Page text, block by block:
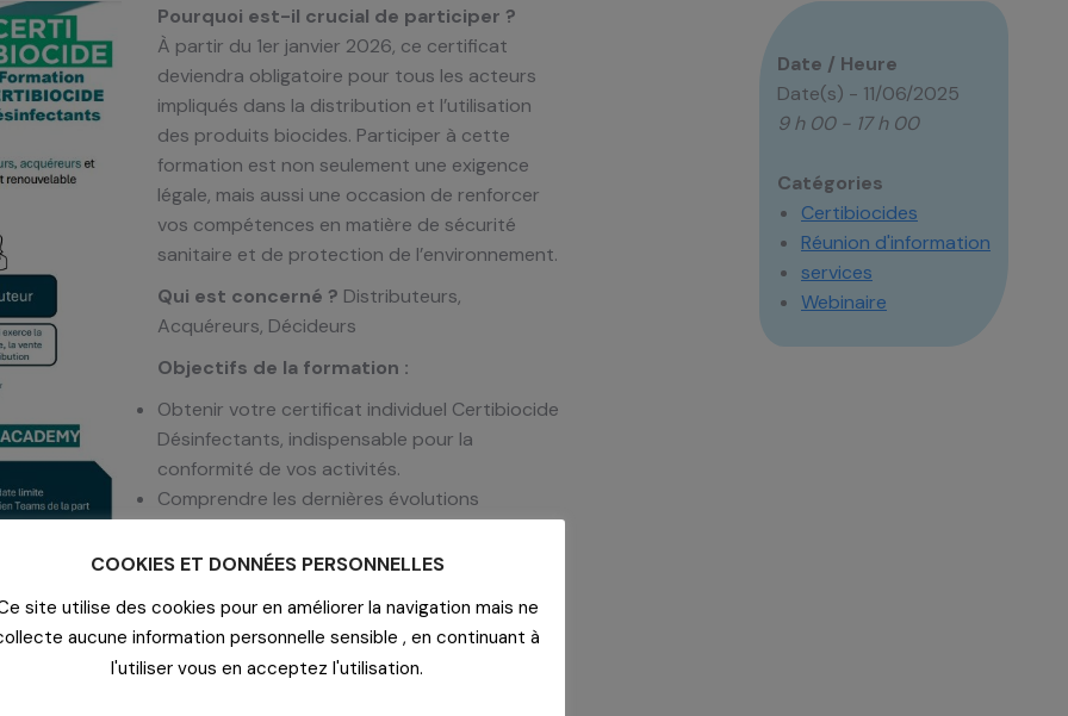
Date / Heure
Date(s) - 11/06/2025
9 h 00 - 17 h 00
Catégories
Certibiocides
Réunion d'information
services
Webinaire
Pourquoi est-il crucial de participer ?
À partir du 1er janvier 2026, ce certificat
deviendra obligatoire pour tous les acteurs
impliqués dans la distribution et l’utilisation
des produits biocides. Participer à cette
formation est non seulement une exigence
légale, mais aussi une occasion de renforcer
vos compétences en matière de sécurité
sanitaire et de protection de l’environnement.
Qui est concerné ? Distributeurs,
Acquéreurs, Décideurs
Objectifs de la formation :
Obtenir votre certificat individuel Certibiocide
Désinfectants, indispensable pour la
conformité de vos activités.
Comprendre les dernières évolutions
Explorer des méthodes alternatives aux
Mettre en place des mesures de prévention
des risques pour la santé et l’environnement.
COOKIES ET DONNÉES PERSONNELLES
site utilise des cookies pour en améliorer la navigation mais ne
aucune information personnelle sensible , en continuant à
l'utiliser vous en acceptez l'utilisation.